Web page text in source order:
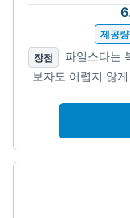
제공량
장점
파일스타는
보자도 어렵지 않